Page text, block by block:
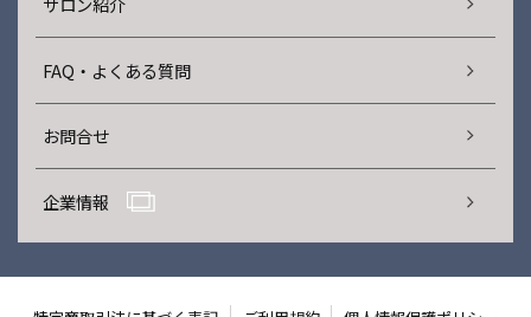
FAQ・よくある質問
お問合せ
企業情報